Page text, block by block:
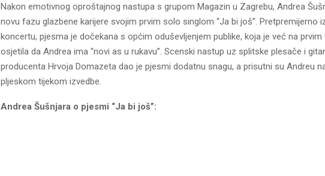
Nakon emotivnog oproštajnog nastupa s grupom Magazin u Zagrebu, Andrea
novu fazu glazbene karijere svojim prvim solo singlom “Ja bi još”. Pretpremijerno
koncertu, pjesma je dočekana s općim oduševljenjem publike, koja je već na
osjetila da Andrea ima “novi as u rukavu”. Scenski nastup uz splitske plesače i
producenta Hrvoja Domazeta dao je pjesmi dodatnu snagu, a prisutni su Andreu
pljeskom tijekom izvedbe.
Andrea Šušnjara o pjesmi “Ja bi još”: